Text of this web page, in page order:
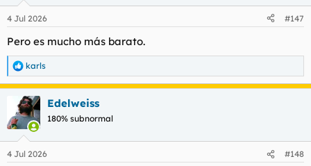
e
:
4 Jul 2026 #147
Pero es mucho más barato.
R
e
a
c
i
e
karls
Edelweiss
180% subnormal
4 Jul 2026 #148